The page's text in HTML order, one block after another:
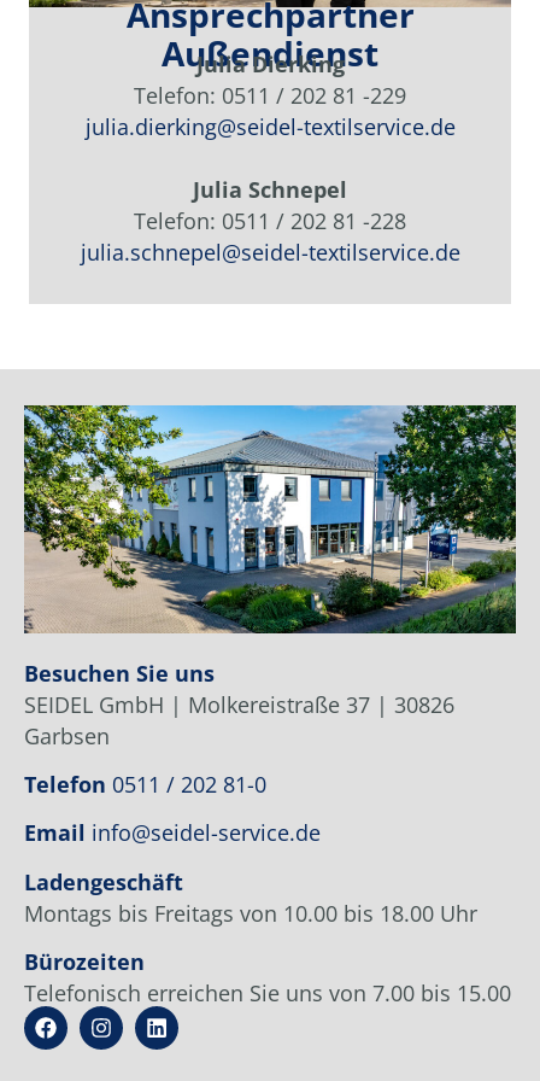
Ansprechpartner
Außendienst
Julia Dierking
Telefon: 0511 / 202 81 -229
julia.dierking@seidel-textilservice.de
Julia Schnepel
Telefon: 0511 / 202 81 -228
julia.schnepel@seidel-textilservice.de
Besuchen Sie uns
SEIDEL GmbH | Molkereistraße 37 | 30826
Garbsen
Telefon 0511 / 202 81-0
Email info@seidel-service.de
Ladengeschäft
Montags bis Freitags von 10.00 bis 18.00 Uhr
Bürozeiten
Telefonisch erreichen Sie uns von 7.00 bis 15.00
Uhr